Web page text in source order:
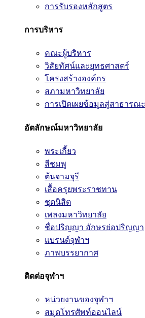
การรับรองหลักสูตร
การบริหาร
คณะผู้บริหาร
วิสัยทัศน์และยุทธศาสตร์
โครงสร้างองค์กร
สภามหาวิทยาลัย
การเปิดเผยข้อมูลสู่สาธารณะ
อัตลักษณ์มหาวิทยาลัย
พระเกี้ยว
สีชมพู
ต้นจามจุรี
เสื้อครุยพระราชทาน
ชุดนิสิต
เพลงมหาวิทยาลัย
ชื่อปริญญา อักษรย่อปริญญา
แบรนด์จุฬาฯ
ภาพบรรยากาศ
ติดต่อจุฬาฯ
หน่วยงานของจุฬาฯ
สมุดโทรศัพท์ออนไลน์